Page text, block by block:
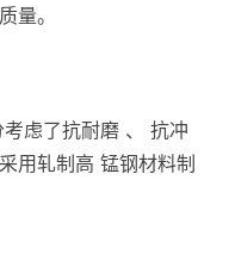
量。
虑了抗耐磨 、 抗冲
用轧制高 锰钢材料制